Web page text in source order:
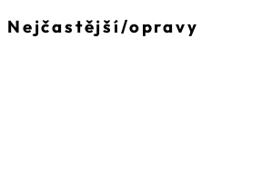
Nejčastější/opravy